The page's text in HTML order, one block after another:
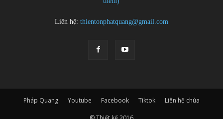
Liên hệ: thientonphatquang@gmail.com
Pháp Quang Youtube Facebook Tiktok Liên hệ chùa